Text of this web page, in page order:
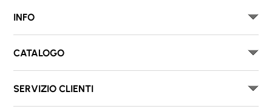
INFO
CATALOGO
SERVIZIO CLIENTI